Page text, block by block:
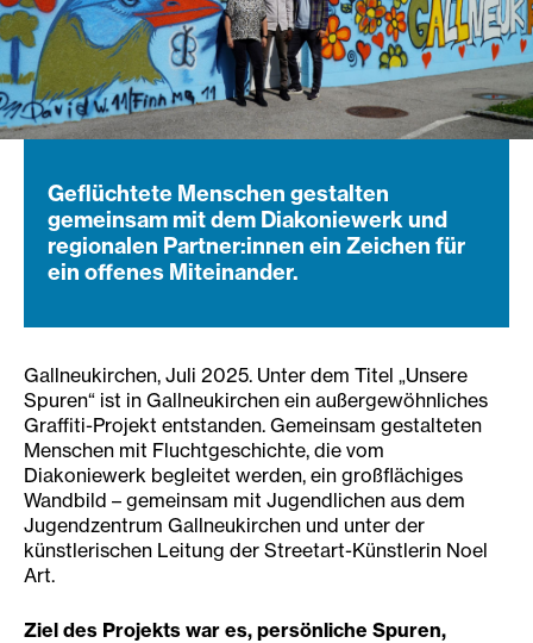
Geflüchtete Menschen gestalten
gemeinsam mit dem Diakoniewerk und
regionalen Partner:innen ein Zeichen für
ein offenes Miteinander.
Gallneukirchen, Juli 2025. Unter dem Titel „Unsere
Spuren“ ist in Gallneukirchen ein außergewöhnliches
Graffiti-Projekt entstanden. Gemeinsam gestalteten
Menschen mit Fluchtgeschichte, die vom
Diakoniewerk begleitet werden, ein großflächiges
Wandbild – gemeinsam mit Jugendlichen aus dem
Jugendzentrum Gallneukirchen und unter der
künstlerischen Leitung der Streetart-Künstlerin Noel
Art.
Ziel des Projekts war es, persönliche Spuren,